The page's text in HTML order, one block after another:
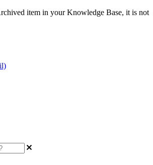
item in your Knowledge Base, it is not